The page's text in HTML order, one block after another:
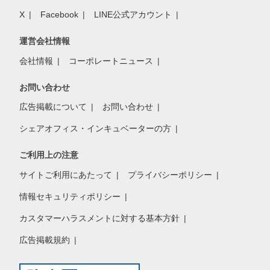
X Facebook LINE公式アカウント
運営会社情報
会社情報 コーポレートニュース
お問い合わせ
広告掲載について お問い合わせ
シェアオフィス・インキュベーターの方
ご利用上の注意
サイトご利用にあたって プライバシーポリシー
情報セキュリティポリシー
カスタマーハラスメントに対する基本方針
広告掲載規約